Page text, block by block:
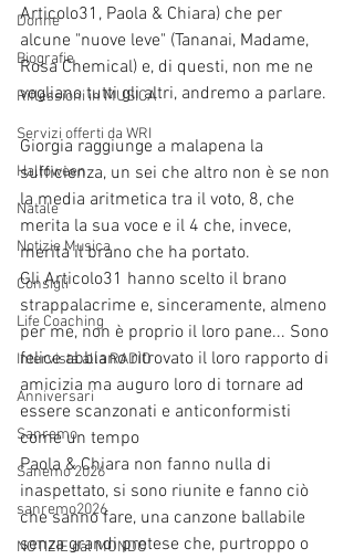
Donne
Biografie
Riflessioni in MUSICA
Servizi offerti da WRI
Halloween
Natale
Notizie Musica
Consigli
Life Coaching
Intervista alla RADIO
Anniversari
Sanremo
Sanemo 2026
sanremo2026
NOTIZIE dal MONDO
Articolo31, Paola & Chiara) che per
alcune "nuove leve" (Tananai, Madame,
Rosa Chemical) e, di questi, non me ne
vogliano tutti gli altri, andremo a parlare.
Giorgia raggiunge a malapena la
sufficienza, un sei che altro non è se non
la media aritmetica tra il voto, 8, che
merita la sua voce e il 4 che, invece,
merita il brano che ha portato.
Gli Articolo31 hanno scelto il brano
strappalacrime e, sinceramente, almeno
per me, non è proprio il loro pane... Sono
felice abbiano ritrovato il loro rapporto di
amicizia ma auguro loro di tornare ad
essere scanzonati e anticonformisti
come un tempo
Paola & Chiara non fanno nulla di
inaspettato, si sono riunite e fanno ciò
che sanno fare, una canzone ballabile
senza grandi pretese che, purtroppo o